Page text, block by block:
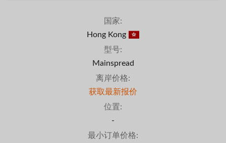
国家:
Hong Kong
型号:
Mainspread
离岸价格:
获取最新报价
位置:
-
最小订单价格: